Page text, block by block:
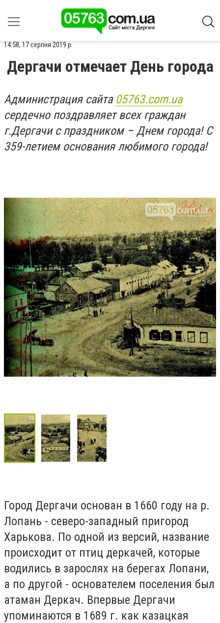
14:58, 17 серпня 2019 р.
Дергачи отмечает День города
Администрация сайта 05763.com.ua
сердечно поздравляет всех граждан
г.Дергачи с праздником – Днем города! С
359-летием основания любимого города!
Город Дергачи основан в 1660 году на р.
Лопань - северо-западный пригород
Харькова. По одной из версий, название
происходит от птиц деркачей, которые
водились в зарослях на берегах Лопани,
а по другой - основателем поселения был
атаман Деркач. Впервые Дергачи
упоминаются в 1689 г. как казацкая